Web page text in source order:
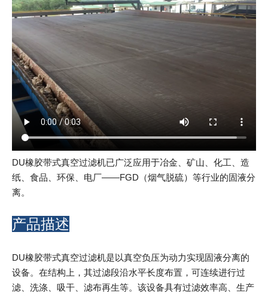
DU橡胶带式真空过滤机已广泛应用于冶金、矿山、化工、造
纸、食品、环保、电厂——FGD（烟气脱硫）等行业的固液分
离。
产品描述
DU橡胶带式真空过滤机是以真空负压为动力实现固液分离的
设备。在结构上，其过滤段沿水平长度布置，可连续进行过
滤、洗涤、吸干、滤布再生等。该设备具有过滤效率高、生产